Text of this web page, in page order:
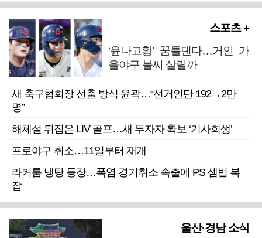
스포츠 +
‘윤나고황’ 꿈틀댄다…거인 가
을야구 불씨 살릴까
새 축구협회장 선출 방식 윤곽…“선거인단 192→2만
명”
해체설 뒤집은 LIV 골프…새 투자자 확보 ‘기사회생’
프로야구 취소…11일부터 재개
라커룸 냉탕 등장…폭염 경기취소 속출에 PS 셈법 복
잡
울산·경남 소식